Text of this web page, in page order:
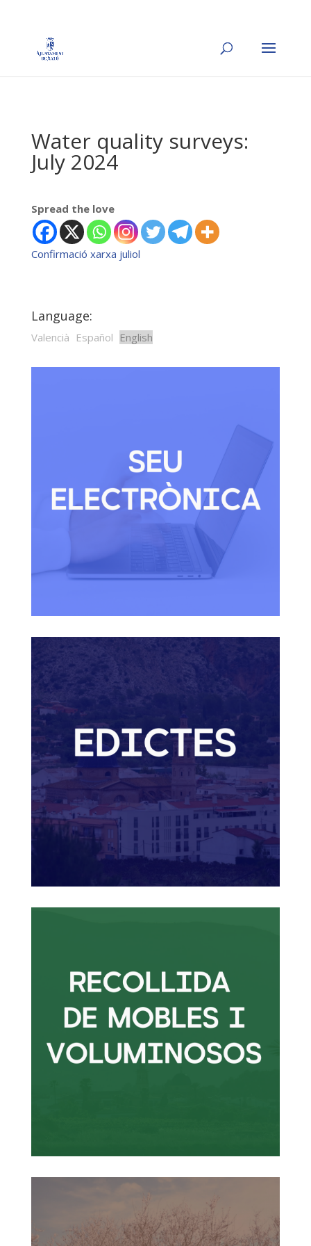
Water quality surveys:
July 2024
Spread the love
Confirmació xarxa juliol
Language:
Valencià Español English